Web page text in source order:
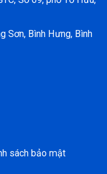
Sơn, Bình Hưng, Bình
sách bảo mật